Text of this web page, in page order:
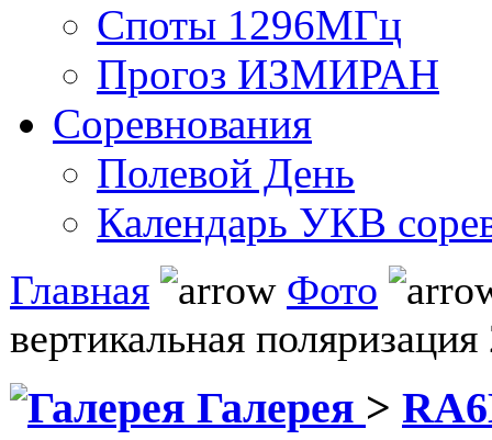
Споты 1296МГц
Прогоз ИЗМИРАН
Соревнования
Полевой День
Календарь УКВ
Главная
Фото
вертикальная
Галерея >